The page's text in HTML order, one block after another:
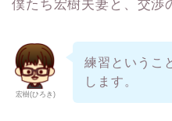
僕たち宏樹夫妻と、交渉
宏樹(ひろき)
練習というこ
します。